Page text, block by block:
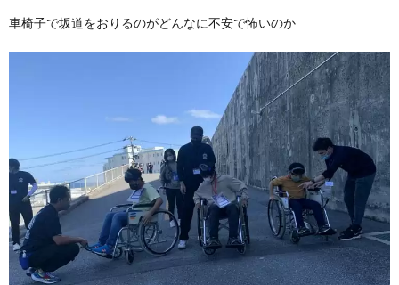
車椅子で坂道をおりるのがどんなに不安で怖いのか